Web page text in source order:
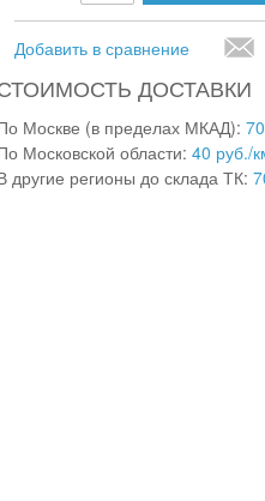
Добавить в сравнение
ДОСТАВКИ
Москве (в пределах МКАД):
Московской области: 40 руб./
другие регионы до склада ТК: